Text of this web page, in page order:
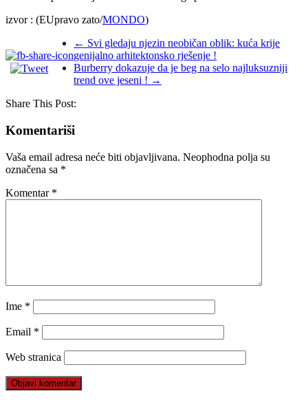
izvor : (EUpravo zato/MONDO)
← Svi gledaju njezin neobičan oblik: kuća krije
genijalno arhitektonsko rješenje !
Burberry dokazuje da je beg na selo najluksuzniji
trend ove jeseni ! →
Share This Post:
Komentariši
Vaša email adresa neće biti objavljivana. Neophodna polja su
označena sa *
Komentar *
Ime *
Email *
Web stranica